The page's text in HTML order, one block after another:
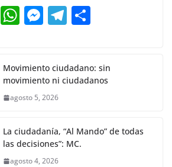
A
p
n
g
a
m
E W
s
A
p
M
e
n
er
T
gr
a
p
ar
Movimiento ciudadano: sin
movimiento ni ciudadanos
agosto 5, 2026
La ciudadanía, “Al Mando” de todas
las decisiones”: MC.
agosto 4, 2026